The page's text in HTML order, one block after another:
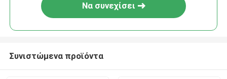
Να συνεχίσει
Συνιστώμενα προϊόντα